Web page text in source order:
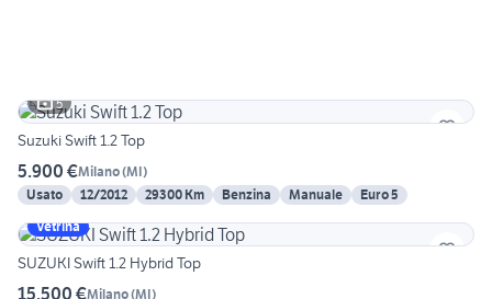
5
Suzuki Swift 1.2 Top
5.900 €Milano(MI)
Usato
12/2012 29300 Km Benzina Manuale
Euro 5
Vetrina
SUZUKI Swift 1.2 Hybrid Top
15.500 €Milano(MI)